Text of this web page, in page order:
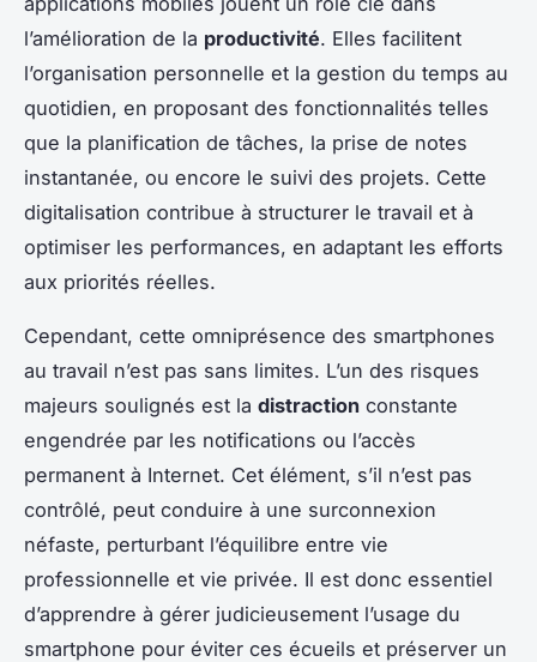
l’amélioration de la productivité. Elles facilitent
l’organisation personnelle et la gestion du temps au
quotidien, en proposant des fonctionnalités telles
que la planification de tâches, la prise de notes
instantanée, ou encore le suivi des projets. Cette
digitalisation contribue à structurer le travail et à
optimiser les performances, en adaptant les efforts
aux priorités réelles.
Cependant, cette omniprésence des smartphones
au travail n’est pas sans limites. L’un des risques
majeurs soulignés est la distraction constante
engendrée par les notifications ou l’accès
permanent à Internet. Cet élément, s’il n’est pas
contrôlé, peut conduire à une surconnexion
néfaste, perturbant l’équilibre entre vie
professionnelle et vie privée. Il est donc essentiel
d’apprendre à gérer judicieusement l’usage du
smartphone pour éviter ces écueils et préserver un